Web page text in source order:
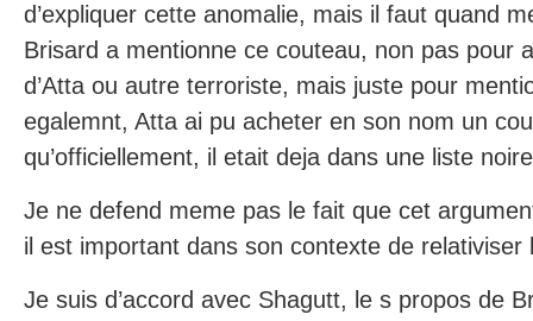
d’expliquer cette anomalie, mais il faut quand
Brisard a mentionne ce couteau, non pas pour
d’Atta ou autre terroriste, mais juste pour
egalemnt, Atta ai pu acheter en son nom un
qu’officiellement, il etait deja dans une liste
Je ne defend meme pas le fait que cet
il est important dans son contexte de
Je suis d’accord avec Shagutt, le s propos de